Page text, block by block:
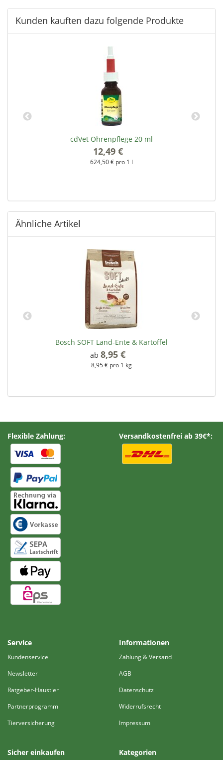
Kunden kauften dazu folgende Produkte
cdVet Ohrenpflege 20 ml
12,49 €
624,50 € pro 1 l
Ähnliche Artikel
Bosch SOFT Land-Ente & Kartoffel
ab 8,95 €
8,95 € pro 1 kg
Flexible Zahlung: Versandkostenfrei ab 39€*:
Service
Kundenservice
Newsletter
Ratgeber-Haustier
Partnerprogramm
Tierversicherung
Informationen
Zahlung & Versand
AGB
Datenschutz
Widerrufsrecht
Impressum
Sicher einkaufen Kategorien